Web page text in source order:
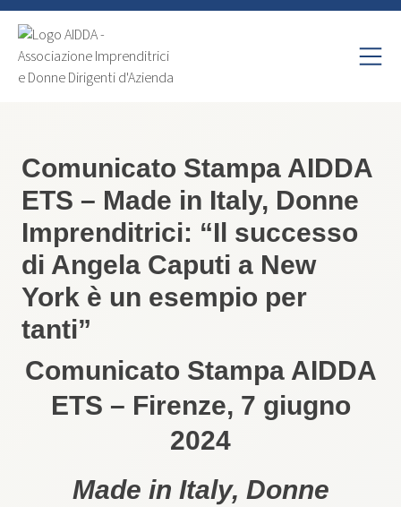
Comunicato Stampa AIDDA
ETS – Made in Italy, Donne
Imprenditrici: “Il successo
di Angela Caputi a New
York è un esempio per
tanti”
Comunicato Stampa AIDDA
ETS – Firenze, 7 giugno
2024
Made in Italy, Donne